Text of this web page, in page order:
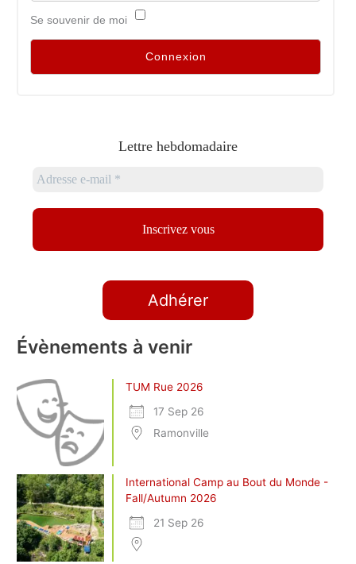
Se souvenir de moi
Lettre hebdomadaire
Adhérer
Évènements à venir
TUM Rue 2026
17 Sep 26
Ramonville
International Camp au Bout du Monde -
Fall/Autumn 2026
21 Sep 26